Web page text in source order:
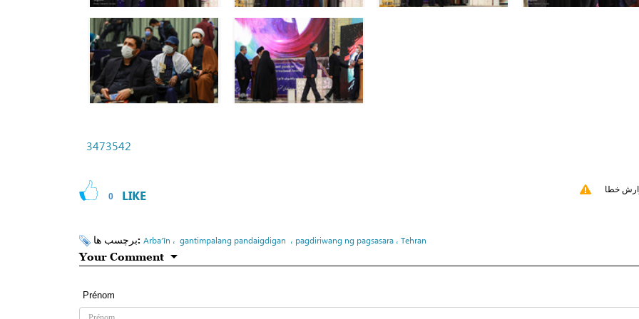
3473542
0 LIKE خطا
برچسب ها: Arba’īn ، gantimpalang pandaigdigan ، pagdiriwang ng pagsasara ، Tehran
Your Comment
Prénom